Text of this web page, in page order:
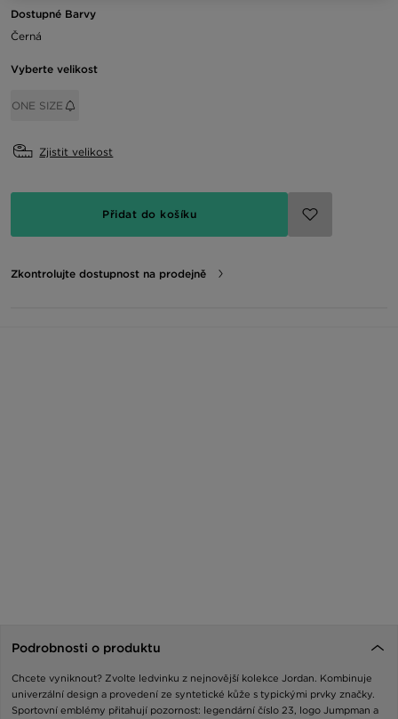
Dostupné Barvy
Černá
Vyberte velikost
ONE SIZE
Zjistit velikost
Přidat do košíku
Zkontrolujte dostupnost na prodejně
Podrobnosti o produktu
Chcete vyniknout? Zvolte ledvinku z nejnovější kolekce Jordan. Kombinuje
univerzální design a provedení ze syntetické kůže s typickými prvky značky.
Sportovní emblémy přitahují pozornost: legendární číslo 23, logo Jumpman a